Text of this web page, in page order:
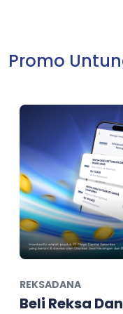
Promo
REKSADANA
Beli Reksa